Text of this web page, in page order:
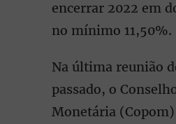
encerrar 2022 em
no mínimo 11,50%.
Na última reunião
passado, o
Monetária (Copom)